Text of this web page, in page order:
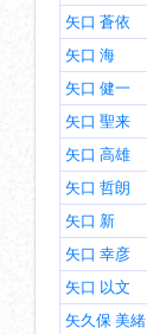
矢口 蒼依
矢口 海
矢口 健一
矢口 聖来
矢口 高雄
矢口 哲朗
矢口 新
矢口 幸彦
矢口 以文
矢久保 美緒